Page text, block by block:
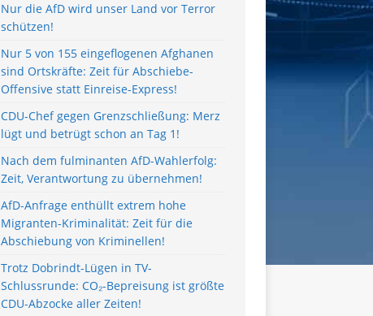
Nur die AfD wird unser Land vor Terror
schützen!
Nur 5 von 155 eingeflogenen Afghanen
sind Ortskräfte: Zeit für Abschiebe-
Offensive statt Einreise-Express!
CDU-Chef gegen Grenzschließung: Merz
lügt und betrügt schon an Tag 1!
Nach dem fulminanten AfD-Wahlerfolg:
Zeit, Verantwortung zu übernehmen!
AfD-Anfrage enthüllt extrem hohe
Migranten-Kriminalität: Zeit für die
Abschiebung von Kriminellen!
Trotz Dobrindt-Lügen in TV-
Schlussrunde: CO₂-Bepreisung ist größte
CDU-Abzocke aller Zeiten!